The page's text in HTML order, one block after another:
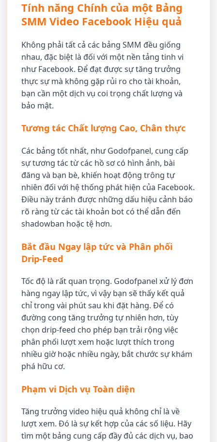
Tính năng Chính của một Bảng
SMM Video Facebook Hiệu quả
Không phải tất cả các bảng SMM đều giống
nhau, đặc biệt là đối với một nền tảng tinh vi
như Facebook. Để đạt được sự tăng trưởng
thực sự mà không gặp rủi ro cho tài khoản,
bạn cần một dịch vụ coi trọng chất lượng và
bảo mật.
Tương tác Chất lượng Cao, Chân thực
Các bảng tốt nhất, như Godofpanel, cung cấp
sự tương tác từ các hồ sơ có hình ảnh, bài
đăng và bạn bè, khiến hoạt động trông tự
nhiên đối với hệ thống phát hiện của Facebook.
Điều này tránh được những dấu hiệu cảnh báo
rõ ràng từ các tài khoản bot có thể dẫn đến
shadowban hoặc tệ hơn.
Bắt đầu Ngay lập tức và Phân phối
Drip-Feed
Tốc độ là rất quan trọng. Godofpanel xử lý đơn
hàng ngay lập tức, vì vậy bạn sẽ thấy kết quả
chỉ trong vài phút sau khi đặt hàng. Để có
đường cong tăng trưởng tự nhiên hơn, tùy
chọn drip-feed cho phép bạn trải rộng việc
phân phối lượt xem hoặc lượt thích trong
nhiều giờ hoặc nhiều ngày, bắt chước sự khám
phá hữu cơ.
Phạm vi Dịch vụ Toàn diện
Tăng trưởng video hiệu quả không chỉ là về
lượt xem. Đó là sự kết hợp của các số liệu. Hãy
tìm một bảng cung cấp đầy đủ các dịch vụ, bao